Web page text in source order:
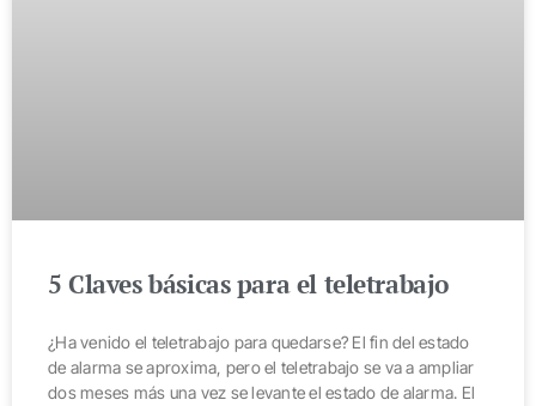
5 Claves básicas para el teletrabajo
¿Ha venido el teletrabajo para quedarse? El fin del estado
de alarma se aproxima, pero el teletrabajo se va a ampliar
dos meses más una vez se levante el estado de alarma. El